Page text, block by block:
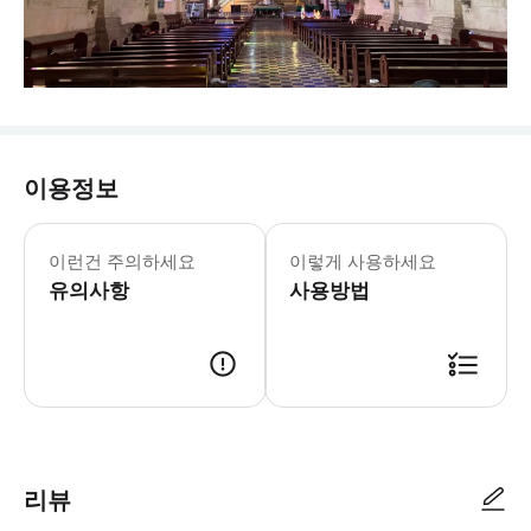
이용정보
이런건 주의하세요
유의사항
이렇게 사용하세요
사용방법
리뷰